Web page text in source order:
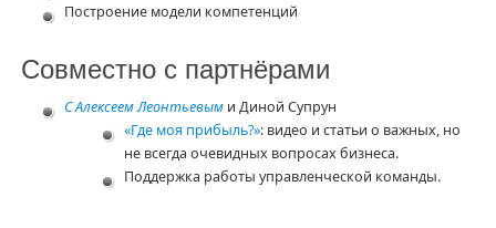
Построение модели компетенций
Совместно с партнёрами
С Алексеем Леонтьевыми Диной Супрун
«Где моя прибыль?»: видео и статьи о важных, но
не всегда очевидных вопросах бизнеса.
Поддержка работы управленческой команды.